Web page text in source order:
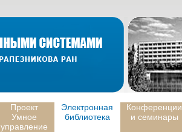
Проект
Умное
управление
Электронная
библиотека
Конференции
и семинары